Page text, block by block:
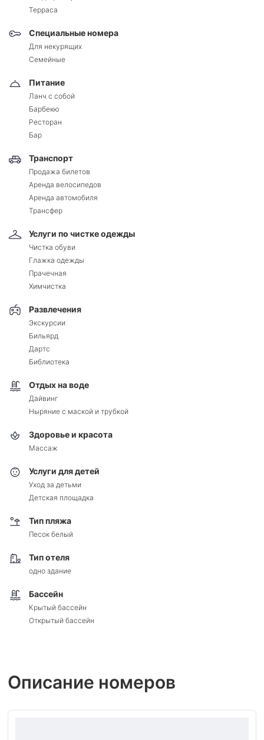
Терраса
Специальные номера
Для некурящих
Семейные
Питание
Ланч с собой
Барбекю
Ресторан
Бар
Транспорт
Продажа билетов
Аренда велосипедов
Аренда автомобиля
Трансфер
Услуги по чистке одежды
Чистка обуви
Глажка одежды
Прачечная
Химчистка
Развлечения
Экскурсии
Бильярд
Дартс
Библиотека
Отдых на воде
Дайвинг
Ныряние с маской и трубкой
Здоровье и красота
Массаж
Услуги для детей
Уход за детьми
Детская площадка
Тип пляжа
Песок белый
Тип отеля
одно здание
Бассейн
Крытый бассейн
Открытый бассейн
Описание номеров